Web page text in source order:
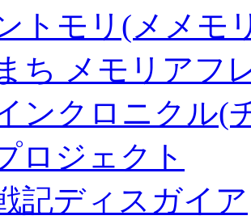
トモリ(メメモ
ち メモリアフ
ンクロニクル(
ロジェクト
記ディスガイア